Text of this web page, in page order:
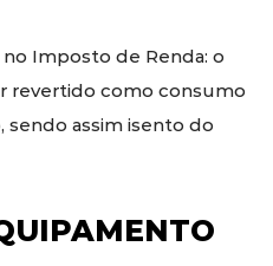
Imposto de Renda: o
revertido como consumo
sendo assim isento do